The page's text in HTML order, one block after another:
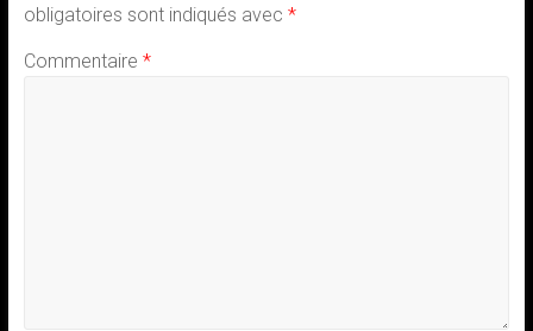
obligatoires sont indiqués avec *
Commentaire *